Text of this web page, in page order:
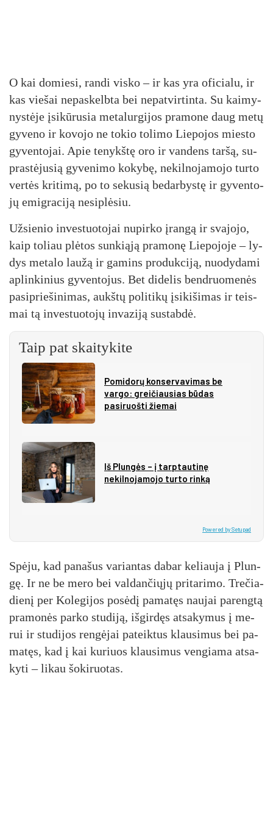
O kai do­mie­si, ran­di vis­ko – ir kas yra ofi­cia­lu, ir
kas vie­šai ne­pas­kelb­ta bei ne­pat­vir­tin­ta. Su kai­my­
nys­tė­je įsi­kū­ru­sia me­ta­lur­gi­jos pra­mo­ne daug me­tų
gy­ve­no ir ko­vo­jo ne to­kio to­li­mo Lie­po­jos mies­to
gy­ven­to­jai. Apie te­nykš­tę oro ir van­dens tar­šą, su­
pras­tė­ju­sią gy­ve­ni­mo ko­ky­bę, ne­kil­no­ja­mo­jo tur­to
ver­tės kri­ti­mą, po to se­ku­sią be­dar­bys­tę ir gy­ven­to­
jų emig­ra­ci­ją ne­si­plė­siu.
Už­sie­nio in­ves­tuo­to­jai nu­pir­ko įran­gą ir sva­jo­jo,
kaip to­liau plė­tos sun­kią­ją pra­mo­nę Lie­po­jo­je – ly­
dys me­ta­lo lau­žą ir ga­mins pro­duk­ci­ją, nuo­dy­da­mi
ap­lin­ki­nius gy­ven­to­jus. Bet di­de­lis bend­ruo­me­nės
pa­si­prie­ši­ni­mas, aukš­tų po­li­ti­kų įsi­ki­ši­mas ir teis­
mai tą in­ves­tuo­to­jų in­va­zi­ją su­stab­dė.
Taip pat skaitykite
Pomidorų konservavimas be
vargo: greičiausias būdas
pasiruošti žiemai
Iš Plungės – į tarptautinę
nekilnojamojo turto rinką
Powered by Setupad
Spė­ju, kad pa­na­šus va­rian­tas da­bar ke­liau­ja į Plun­
gę. Ir ne be me­ro bei val­dan­čių­jų pri­ta­ri­mo. Tre­čia­
die­nį per Ko­le­gi­jos po­sė­dį pa­ma­tęs nau­jai pa­reng­tą
pra­mo­nės par­ko stu­di­ją, iš­gir­dęs at­sa­ky­mus į me­
rui ir stu­di­jos ren­gė­jai pa­teik­tus klau­si­mus bei pa­
ma­tęs, kad į kai ku­riuos klau­si­mus ven­gia­ma at­sa­
ky­ti – li­kau šo­ki­ruo­tas.